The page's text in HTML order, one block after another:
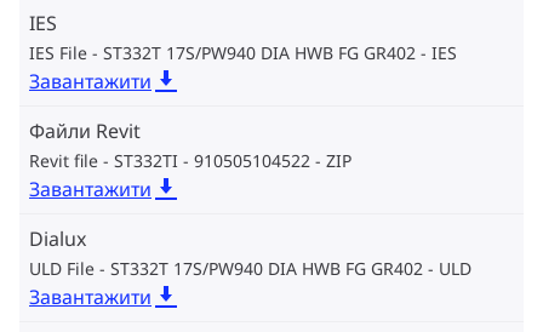
IES
IES File - ST332T 17S/PW940 DIA HWB FG GR402 IES
Завантажити
Файли Revit
Revit file - ST332TI - 910505104522 ZIP
Завантажити
Dialux
ULD File - ST332T 17S/PW940 DIA HWB FG GR402 ULD
Завантажити